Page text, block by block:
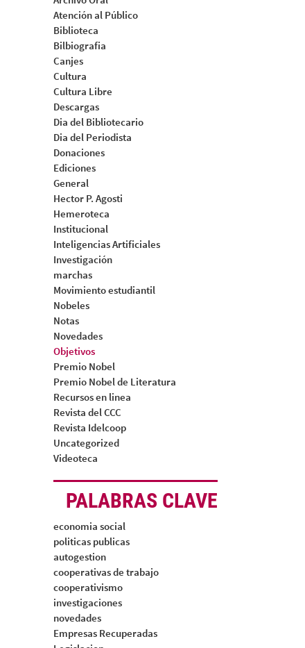
Atención al Público
Biblioteca
Bilbiografia
Canjes
Cultura
Cultura Libre
Descargas
Dia del Bibliotecario
Dia del Periodista
Donaciones
Ediciones
General
Hector P. Agosti
Hemeroteca
Institucional
Inteligencias Artificiales
Investigación
marchas
Movimiento estudiantil
Nobeles
Notas
Novedades
Objetivos
Premio Nobel
Premio Nobel de Literatura
Recursos en linea
Revista del CCC
Revista Idelcoop
Uncategorized
Videoteca
PALABRAS CLAVE
economia social
politicas publicas
autogestion
cooperativas de trabajo
cooperativismo
investigaciones
novedades
Empresas Recuperadas